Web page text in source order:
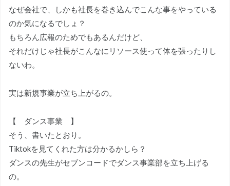
なぜ会社で、しかも社長を巻き込んでこんな事をやっている
のか気になるでしょ？
もちろん広報のためでもあるんだけど、
それだけじゃ社長がこんなにリソース使って体を張ったりし
ないわ。
実は新規事業が立ち上がるの。
【 ダンス事業 】
そう、書いたとおり。
Tiktokを見てくれた方は分かるかしら？
ダンスの先生がセブンコードでダンス事業部を立ち上げる
の。